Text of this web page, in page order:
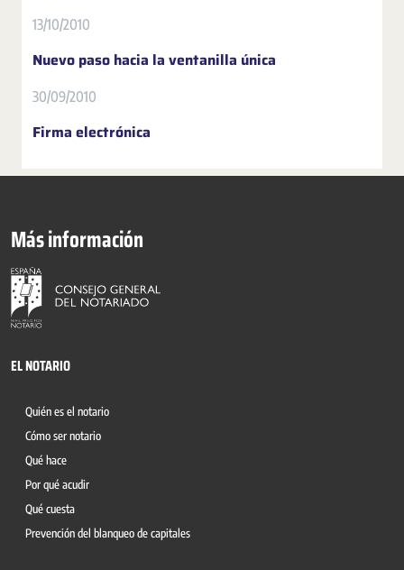
13/10/2010
Nuevo paso hacia la ventanilla única
30/09/2010
Firma electrónica
Más información
EL NOTARIO
Quién es el notario
Cómo ser notario
Qué hace
Por qué acudir
Qué cuesta
Prevención del blanqueo de capitales